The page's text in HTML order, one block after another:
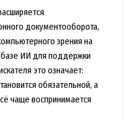
документооборота,
зрения на
базе ИИ для поддержки
это означает:
обязательной, а
чаще воспринимается